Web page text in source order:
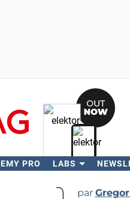
PRO LABS
Rechercher
par